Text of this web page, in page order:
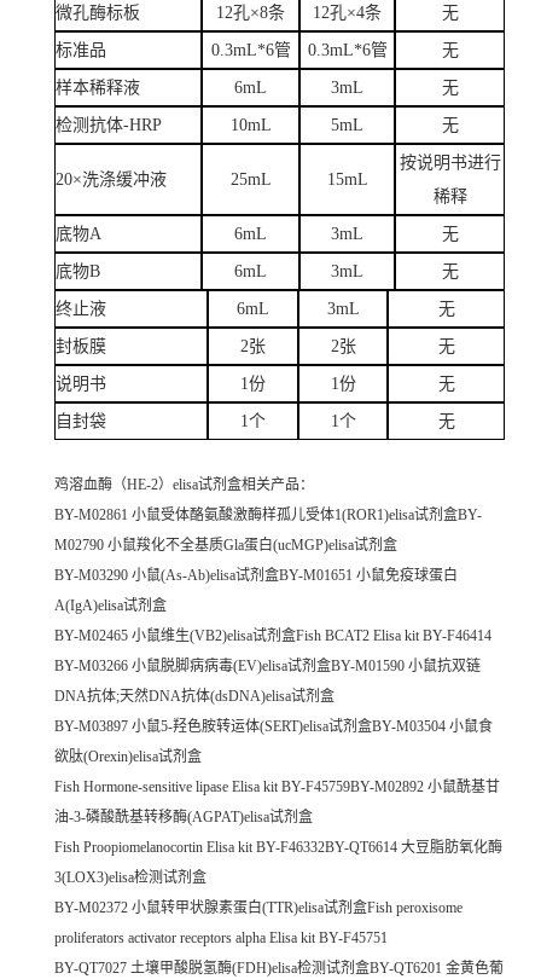
微孔酶标板 12孔×8条 12孔×4条 无
标准品 0.3mL*6管 0.3mL*6管 无
样本稀释液 6mL 3mL 无
检测抗体-HRP 10mL 5mL 无
20×洗涤缓冲液 25mL 15mL
按说明书进行
稀释
底物A 6mL 3mL 无
底物B 6mL 3mL 无
终止液 6mL 3mL 无
封板膜 2张 2张 无
说明书 1份 1份 无
自封袋 1个 1个 无
鸡溶血酶（HE-2）elisa试剂盒相关产品：
BY-M02861 小鼠受体酪氨酸激酶样孤儿受体1(ROR1)elisa试剂盒BY-
M02790 小鼠羧化不全基质Gla蛋白(ucMGP)elisa试剂盒
BY-M03290 小鼠(As-Ab)elisa试剂盒BY-M01651 小鼠免疫球蛋白
A(IgA)elisa试剂盒
BY-M02465 小鼠维生(VB2)elisa试剂盒Fish BCAT2 Elisa kit BY-F46414
BY-M03266 小鼠脱脚病病毒(EV)elisa试剂盒BY-M01590 小鼠抗双链
DNA抗体;天然DNA抗体(dsDNA)elisa试剂盒
BY-M03897 小鼠5-羟色胺转运体(SERT)elisa试剂盒BY-M03504 小鼠食
欲肽(Orexin)elisa试剂盒
Fish Hormone-sensitive lipase Elisa kit BY-F45759BY-M02892 小鼠酰基甘
油-3-磷酸酰基转移酶(AGPAT)elisa试剂盒
Fish Proopiomelanocortin Elisa kit BY-F46332BY-QT6614 大豆脂肪氧化酶
3(LOX3)elisa检测试剂盒
BY-M02372 小鼠转甲状腺素蛋白(TTR)elisa试剂盒Fish peroxisome
proliferators activator receptors alpha Elisa kit BY-F45751
BY-QT7027 土壤甲酸脱氢酶(FDH)elisa检测试剂盒BY-QT6201 金黄色葡